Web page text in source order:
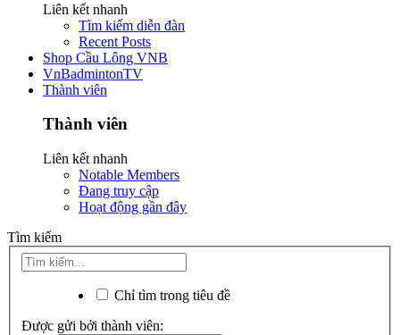
Liên kết nhanh
Tìm kiếm diễn đàn
Recent Posts
Shop Cầu Lông VNB
VnBadmintonTV
Thành viên
Thành viên
Liên kết nhanh
Notable Members
Đang truy cập
Hoạt động gần đây
Tìm kiếm
Chỉ tìm trong tiêu đề
Được gửi bởi thành viên: